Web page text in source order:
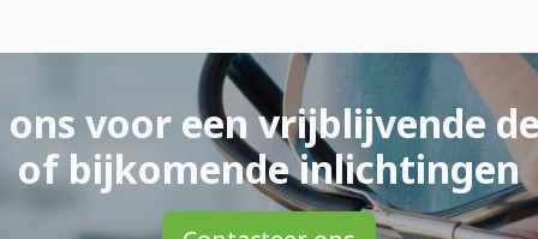
voor een vrijblijvende
of bijkomende inlichtingen